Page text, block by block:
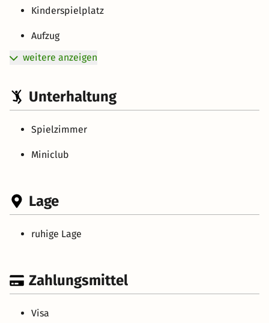
Kinderspielplatz
Aufzug
weitere anzeigen
Unterhaltung
Spielzimmer
Miniclub
Lage
ruhige Lage
Zahlungsmittel
Visa